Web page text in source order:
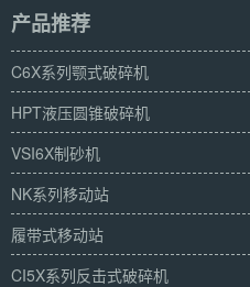
产品推荐
C6X系列颚式破碎机
HPT液压圆锥破碎机
VSI6X制砂机
NK系列移动站
履带式移动站
CI5X系列反击式破碎机